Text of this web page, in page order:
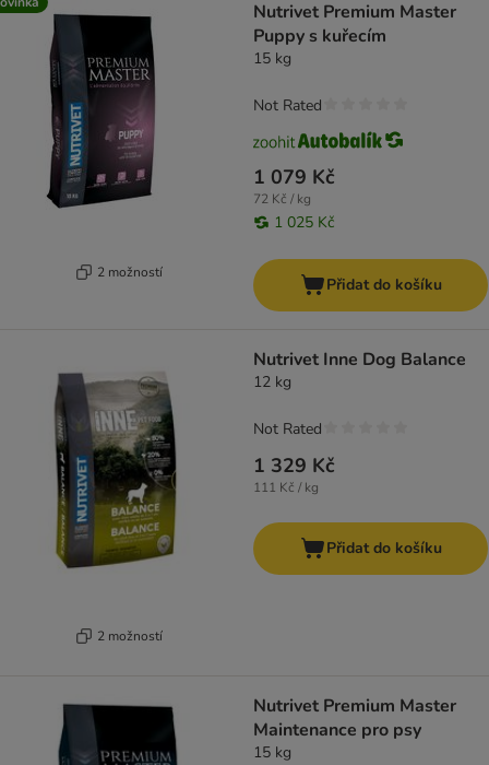
2 možností
Nutrivet Premium Master
Puppy s kuřecím
15 kg
1 079 Kč
72 Kč / kg
1 025 Kč
Not Rated
Přidat do košíku
2 možností
Nutrivet Inne Dog Balance
12 kg
1 329 Kč
111 Kč / kg
Not Rated
Přidat do košíku
Nutrivet Premium Master
Maintenance pro psy
15 kg